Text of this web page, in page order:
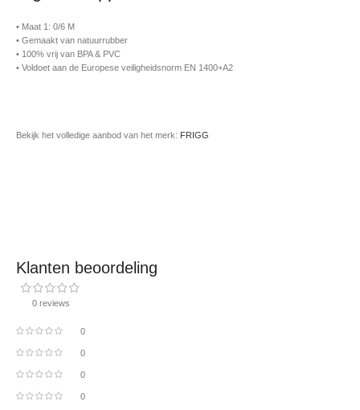
• Maat 1: 0/6 M
• Gemaakt van natuurrubber
• 100% vrij van BPA & PVC
• Voldoet aan de Europese veiligheidsnorm EN 1400+A2
Bekijk het volledige aanbod van het merk: FRIGG
Klanten beoordeling
0 reviews
0
0
0
0